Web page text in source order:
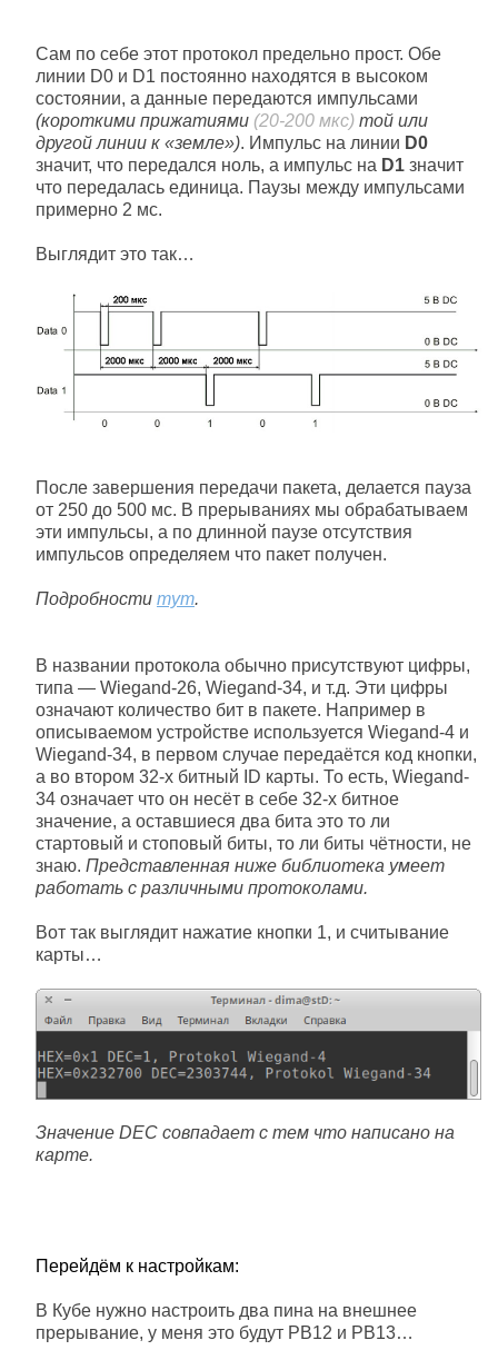
Сам по себе этот протокол предельно прост. Обе
линии D0 и D1 постоянно находятся в высоком
состоянии, а данные передаются импульсами
(короткими прижатиями (20-200 мкс) той или
другой линии к «земле»). Импульс на линии D0
значит, что передался ноль, а импульс на D1 значит
что передалась единица. Паузы между импульсами
примерно 2 мс.
Выглядит это так…
После завершения передачи пакета, делается пауза
от 250 до 500 мс. В прерываниях мы обрабатываем
эти импульсы, а по длинной паузе отсутствия
импульсов определяем что пакет получен.
Подробности тут.
В названии протокола обычно присутствуют цифры,
типа — Wiegand-26, Wiegand-34, и т.д. Эти цифры
означают количество бит в пакете. Например в
описываемом устройстве используется Wiegand-4 и
Wiegand-34, в первом случае передаётся код кнопки,
а во втором 32-х битный ID карты. То есть, Wiegand-
34 означает что он несёт в себе 32-х битное
значение, а оставшиеся два бита это то ли
стартовый и стоповый биты, то ли биты чётности, не
знаю. Представленная ниже библиотека умеет
работать с различными протоколами.
Вот так выглядит нажатие кнопки 1, и считывание
карты…
Значение DEC совпадает с тем что написано на
карте.
Перейдём к настройкам:
В Кубе нужно настроить два пина на внешнее
прерывание, у меня это будут PB12 и PB13…